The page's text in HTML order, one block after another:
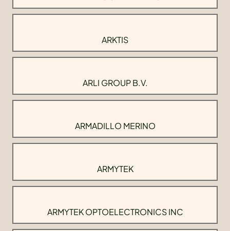
ARKTIS
ARLI GROUP B.V.
ARMADILLO MERINO
ARMYTEK
ARMYTEK OPTOELECTRONICS INC